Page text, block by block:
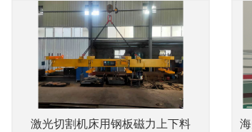
激光切割机床用钢板磁力上下料